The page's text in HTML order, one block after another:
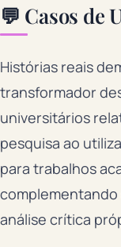
💬 Casos de
Histórias reais
transformador
universitários
pesquisa ao
para trabalhos
análise crítica